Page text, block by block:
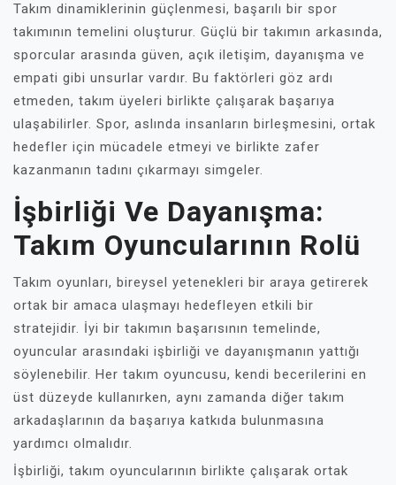
Takım dinamiklerinin güçlenmesi, başarılı bir spor
takımının temelini oluşturur. Güçlü bir takımın arkasında,
sporcular arasında güven, açık iletişim, dayanışma ve
empati gibi unsurlar vardır. Bu faktörleri göz ardı
etmeden, takım üyeleri birlikte çalışarak başarıya
ulaşabilirler. Spor, aslında insanların birleşmesini, ortak
hedefler için mücadele etmeyi ve birlikte zafer
kazanmanın tadını çıkarmayı simgeler.
İşbirliği Ve Dayanışma:
Takım Oyuncularının Rolü
Takım oyunları, bireysel yetenekleri bir araya getirerek
ortak bir amaca ulaşmayı hedefleyen etkili bir
stratejidir. İyi bir takımın başarısının temelinde,
oyuncular arasındaki işbirliği ve dayanışmanın yattığı
söylenebilir. Her takım oyuncusu, kendi becerilerini en
üst düzeyde kullanırken, aynı zamanda diğer takım
arkadaşlarının da başarıya katkıda bulunmasına
yardımcı olmalıdır.
İşbirliği, takım oyuncularının birlikte çalışarak ortak